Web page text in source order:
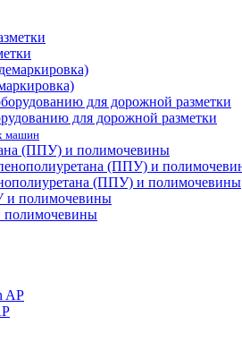
для дорожной разметки
машин
(ППУ) и полимочевины
(ППУ) и полимочевины
полимочевины